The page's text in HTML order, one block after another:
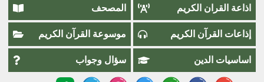
اذاعة القران الكريم المصحف
إذاعات القرآن الكريم موسوعة القرآن الكريم
اساسيات الدين سؤال وجواب